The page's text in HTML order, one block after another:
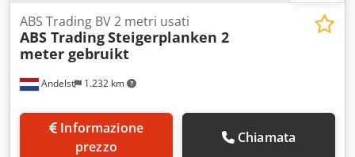
Andelst 1.232 km
ABS Trading BV 2 metri usati
ABS TradingSteigerplanken 2
meter gebruikt
prezzo
Chiamata